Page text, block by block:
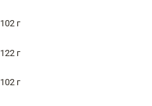
102 г
122 г
102 г